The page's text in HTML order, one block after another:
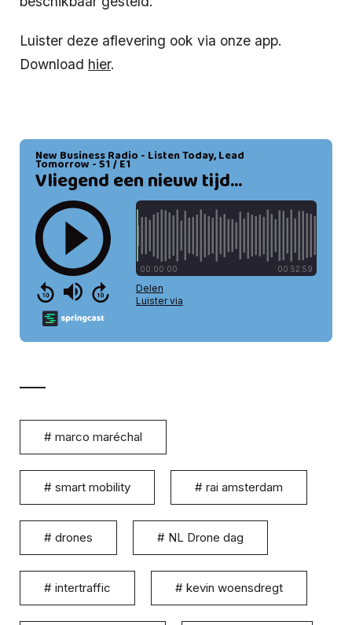
Luister deze aflevering ook via onze app.
Download hier.
# marco maréchal
# smart mobility # rai amsterdam
# drones # NL Drone dag
# intertraffic # kevin woensdregt